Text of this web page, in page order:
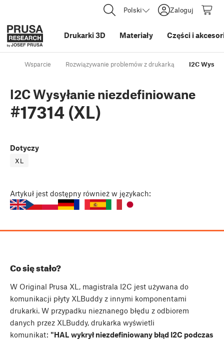
Polski Zaloguj
Drukarki 3D Materiały Części i
Wsparcie Rozwiązywanie problemów z drukarką I2C
I2C Wysyłanie niezdefiniowane
#17314 (XL)
Dotyczy
XL
Artykuł jest dostępny również w językach:
Co się stało?
W Original Prusa XL, magistrala I2C jest używana do
komunikacji płyty XLBuddy z innymi komponentami
drukarki. W przypadku nieznanego błędu z odbiorem
danych przez XLBuddy, drukarka wyświetli
komunikat: "HAL wykrył niezdefiniowany błąd I2C podczas